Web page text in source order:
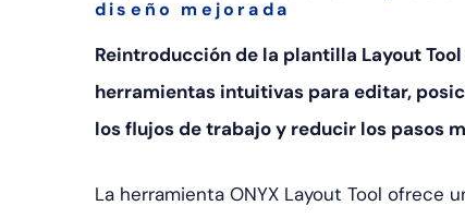
diseño mejorada
Reintroducción de la plantilla Layout
herramientas intuitivas para editar,
los flujos de trabajo y reducir los pasos
La herramienta ONYX Layout Tool ofrece